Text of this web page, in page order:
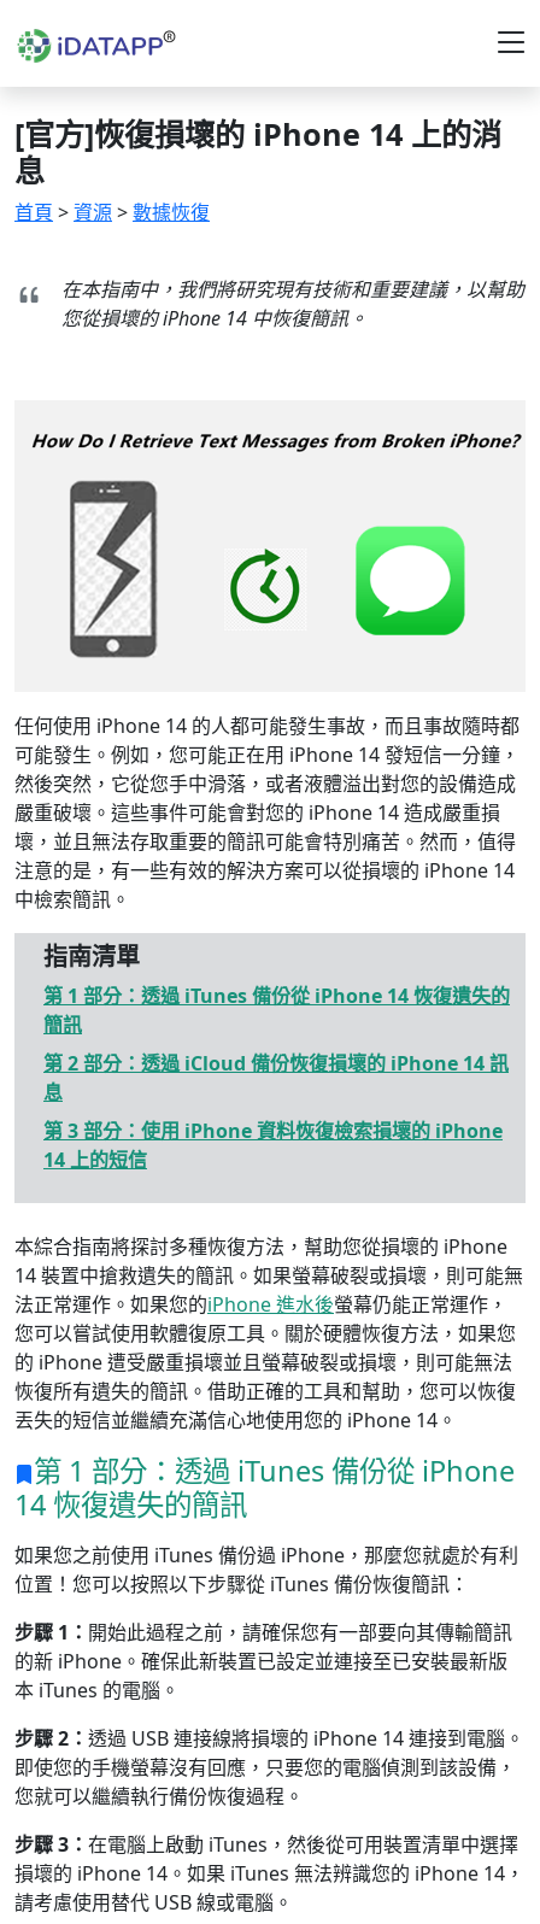
[官方]恢復損壞的 iPhone 14 上的消
息
首頁 >資源>數據恢復
在本指南中，我們將研究現有技術和重要建議，以幫助
您從損壞的 iPhone 14 中恢復簡訊。
任何使用 iPhone 14 的人都可能發生事故，而且事故隨時都
可能發生。例如，您可能正在用 iPhone 14 發短信一分鐘，
然後突然，它從您手中滑落，或者液體溢出對您的設備造成
嚴重破壞。這些事件可能會對您的 iPhone 14 造成嚴重損
壞，並且無法存取重要的簡訊可能會特別痛苦。然而，值得
注意的是，有一些有效的解決方案可以從損壞的 iPhone 14
中檢索簡訊。
指南清單
第 1 部分：透過 iTunes 備份從 iPhone 14 恢復遺失的
簡訊
第 2 部分：透過 iCloud 備份恢復損壞的 iPhone 14 訊
息
第 3 部分：使用 iPhone 資料恢復檢索損壞的 iPhone
14 上的短信
本綜合指南將探討多種恢復方法，幫助您從損壞的 iPhone
14 裝置中搶救遺失的簡訊。如果螢幕破裂或損壞，則可能無
法正常運作。如果您的iPhone 進水後螢幕仍能正常運作，
您可以嘗試使用軟體復原工具。關於硬體恢復方法，如果您
的 iPhone 遭受嚴重損壞並且螢幕破裂或損壞，則可能無法
恢復所有遺失的簡訊。借助正確的工具和幫助，您可以恢復
丟失的短信並繼續充滿信心地使用您的 iPhone 14。
第 1 部分：透過 iTunes 備份從 iPhone
14 恢復遺失的簡訊
如果您之前使用 iTunes 備份過 iPhone，那麼您就處於有利
位置！您可以按照以下步驟從 iTunes 備份恢復簡訊：
步驟 1： 開始此過程之前，請確保您有一部要向其傳輸簡訊
的新 iPhone。確保此新裝置已設定並連接至已安裝最新版
本 iTunes 的電腦。
步驟 2： 透過 USB 連接線將損壞的 iPhone 14 連接到電腦。
即使您的手機螢幕沒有回應，只要您的電腦偵測到該設備，
您就可以繼續執行備份恢復過程。
步驟 3： 在電腦上啟動 iTunes，然後從可用裝置清單中選擇
損壞的 iPhone 14。如果 iTunes 無法辨識您的 iPhone 14，
請考慮使用替代 USB 線或電腦。